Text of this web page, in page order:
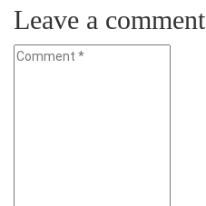
Leave a comment